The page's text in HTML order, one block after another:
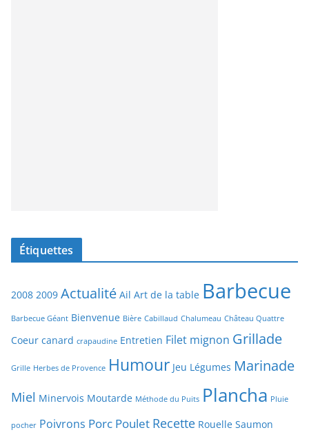
Étiquettes
2008 2009 Actualité Ail Art de la table Barbecue
Barbecue Géant Bienvenue Bière Cabillaud Chalumeau Château Quattre
Coeur canard crapaudine Entretien Filet mignon Grillade
Grille Herbes de Provence Humour Jeu Légumes Marinade
Miel Minervois Moutarde Méthode du Puits Plancha Pluie
pocher Poivrons Porc Poulet Recette Rouelle Saumon